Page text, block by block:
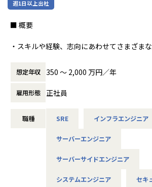
エンジニアとして成長意欲の高いあなたをお
す。
社員が多くいます。
趣味が広がります。
や、slackを利用してプライベートの話で盛
今期より部署をSES事業部、ITソリューシ
週1日以上出社
■ 概要
・スキルや経験、志向にあわせてさまざま
■ 職種例
1.インフラエンジニア/クラウドエンジニア
・案件の割合は、AWSやMicrosoft Azureを
化などのオンプレ系が3～4割程度です。
・運用保守以上のご経験がある方にチャレ
想定年収 350 〜 2,000 万円／年
雇用形態 正社員
職種 SRE インフラエンジニア
サーバーエンジニア
サーバーサイドエンジニア
システムエンジニア セキ